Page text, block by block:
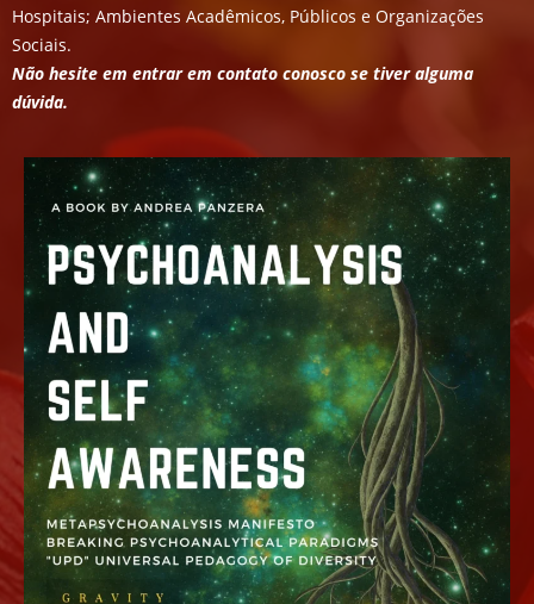
Hospitais; Ambientes Acadêmicos, Públicos e Organizações
Sociais.
Não hesite em entrar em contato conosco se tiver alguma
dúvida.